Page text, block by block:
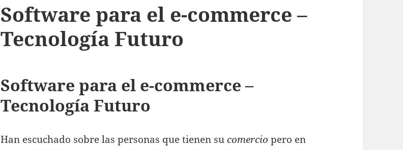
Software para el e-commerce –
Tecnología Futuro
Software para el e-commerce –
Tecnología Futuro
Han escuchado sobre las personas que tienen sucomercio pero en